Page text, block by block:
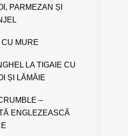
PARMEZAN ȘI
CU MURE
LA TIGAIE CU
ȘI LĂMÂIE
–
ENGLEZEASCĂ